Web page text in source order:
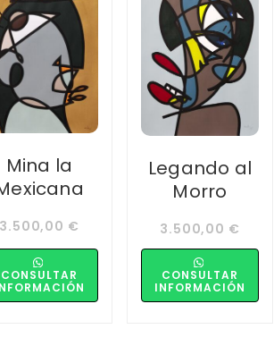
Mina la
€
CONSULTAR
Legando al
Morro
3.500,00 €
CONSULTAR
INFORMACIÓN